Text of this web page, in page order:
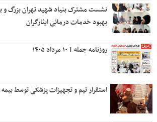
نشست مشترک بنیاد شهید تهران بزرگ و
بهبود خدمات درمانی ایثارگران
روزنامه جمله | ۱۰ مرداد ۱۴۰۵
استقرار تیم و تجهیزات پزشکی توسط